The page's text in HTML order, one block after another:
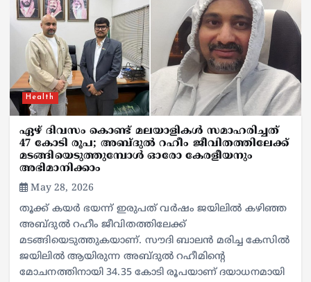
Health
ഏഴ് ദിവസം കൊണ്ട് മലയാളികള്‍ സമാഹരിച്ചത്
47 കോടി രൂപ; അബ്ദുല്‍ റഹീം ജീവിതത്തിലേക്ക്
മടങ്ങിയെടുത്തുമ്പോള്‍ ഓരോ കേരളീയനും
അഭിമാനിക്കാം
May 28, 2026
തൂക്ക് കയര്‍ ഭയന്ന് ഇരുപത് വര്‍ഷം ജയിലില്‍ കഴിഞ്ഞ
അബ്ദുല്‍ റഹീം ജീവിതത്തിലേക്ക്
മടങ്ങിയെടുത്തുകയാണ്. സൗദി ബാലന്‍ മരിച്ച കേസില്‍
ജയിലില്‍ ആയിരുന്ന അബ്ദുല്‍ റഹീമിന്റെ
മോചനത്തിനായി 34.35 കോടി രൂപയാണ് ദയാധനമായി